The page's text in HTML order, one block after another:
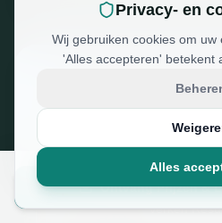
AVI Residence
Verken
Ontvang Prijzen &
Privacy- en
Wij gebruiken cookies om uw
'Alles accepteren' betekent
Alles